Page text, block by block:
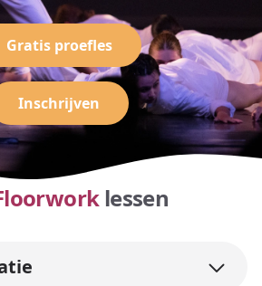
Gratis proefles
Inschrijven
lessen